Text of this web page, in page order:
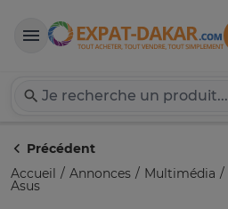
Expat-Dakar
Précédent
Accueil
Annonces Multimédia
Asus